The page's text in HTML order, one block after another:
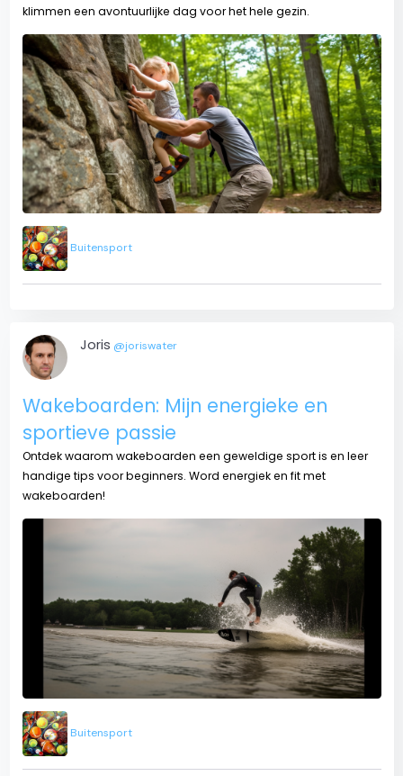
klimmen een avontuurlijke dag voor het hele gezin.
Buitensport
Joris @joriswater
Wakeboarden: Mijn energieke en
sportieve passie
Ontdek waarom wakeboarden een geweldige sport is en leer
handige tips voor beginners. Word energiek en fit met
wakeboarden!
Buitensport